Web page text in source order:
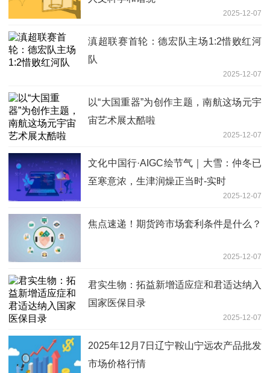
2025-12-07
滇超联赛首轮：德宏队主场1:2惜败红河
队
2025-12-07
以“大国重器”为创作主题，南航这场元宇
宙艺术展太酷啦
2025-12-07
文化中国行·AIGC绘节气｜大雪：仲冬已
至寒意浓，生津润燥正当时-实时
2025-12-07
焦点速递！期货跨市场套利条件是什么？
2025-12-07
君实生物：拓益新增适应症和君适达纳入
国家医保目录
2025-12-07
2025年12月7日辽宁鞍山宁远农产品批发
市场价格行情